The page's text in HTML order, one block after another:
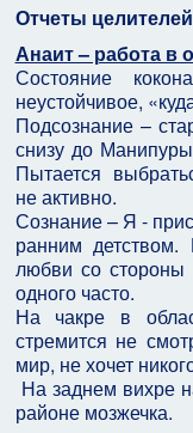
Отчеты
Анаит – работа в
Состояние
неустойчивое,
Подсознание –
снизу до
Пытается
не активно.
Сознание – Я -
ранним
любви со стороны
одного часто.
На чакре в
стремится не
мир, не хочет
На заднем вихре
районе мозжечка.